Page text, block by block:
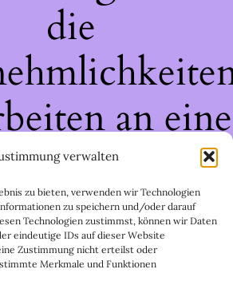
verwalten
zu bieten, verwenden wir Technologien
zu speichern und/oder darauf
Technologien zustimmst, können wir Daten
eindeutige IDs auf dieser Website
Zustimmung nicht erteilst oder
Merkmale und Funktionen
die
an
Sache
bald wieder
vorbei!